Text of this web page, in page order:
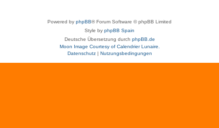
Powered by phpBB® Forum Software © phpBB Limited
Style by phpBB Spain
Deutsche Übersetzung durch phpBB.de
Moon Image Courtesy of Calendrier Lunaire.
Datenschutz| Nutzungsbedingungen